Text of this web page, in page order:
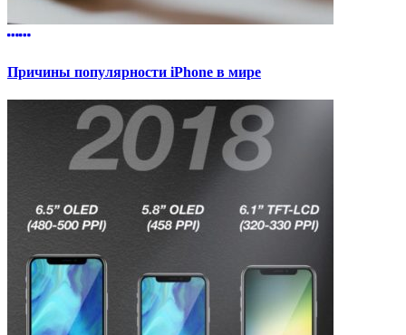
Причины популярности iPhone в мире